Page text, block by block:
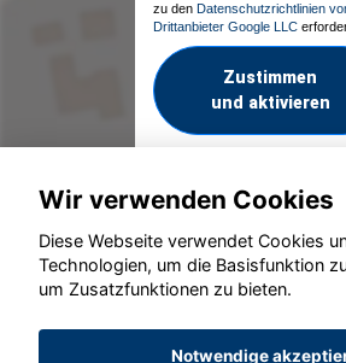
zu den Datenschutzrichtlinien
Drittanbieter Google LLC
Zustimmen
und aktivieren
© konjunkturmotor.de GmbH
Wir verwenden Cookies
Diese Webseite verwendet Cookies
Technologien, um die Basisfunktion
um Zusatzfunktionen zu bieten.
Notwendige